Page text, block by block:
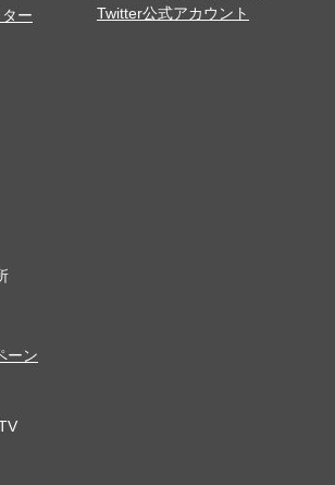
ー
ーン
Twitter公式アカウント